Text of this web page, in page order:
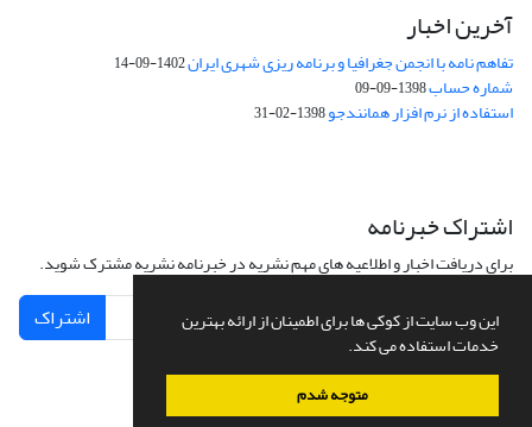
این وب سایت از کوکی ها برای اطمینان از ارائه بهترین
خدمات استفاده می کند.
متوجه شدم
آخرین اخبار
تفاهم نامه با انجمن جغرافیا و برنامه ریزی شهری ایران1402-09-14
شماره حساب1398-09-09
استفاده از نرم افزار همانندجو1398-02-31
اشتراک خبرنامه
برای دریافت اخبار و اطلاعیه های مهم نشریه در خبرنامه نشریه مشترک شوید.
اشتراک
سامانه مدیریت نشریات علمی.طراحی و پیاده سازی ازسیناوب